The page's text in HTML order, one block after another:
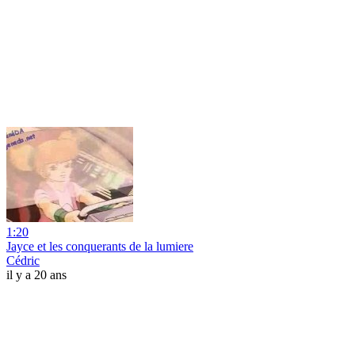
1:20
Jayce et les conquerants de la lumiere
Cédric
il y a 20 ans